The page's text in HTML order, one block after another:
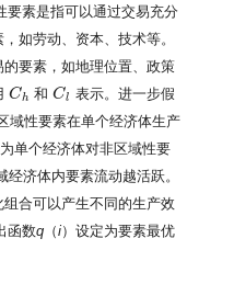
要素是指可以通过交易充分
如劳动、资本、技术等。
要素，如地理位置、政策
Ch
Ch 和Cl
Cl 表示。进一步假
域性要素在单个经济体生产
为单个经济体对非区域性要
经济体内要素流动越活跃。
合可以产生不同的生产效
函数q （i）设定为要素最优